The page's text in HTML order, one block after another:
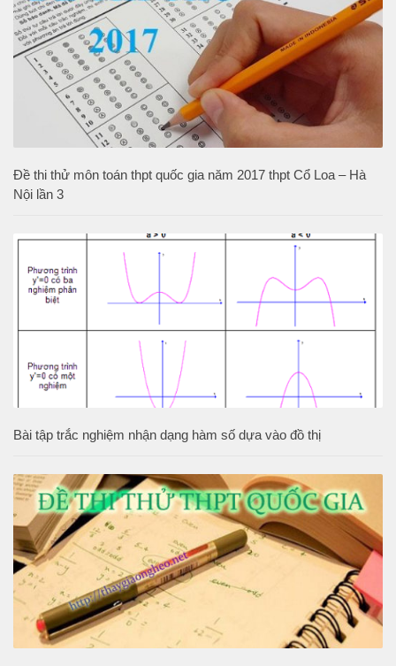
Đề thi thử môn toán thpt quốc gia năm 2017 thpt Cổ Loa – Hà
Nội lần 3
Bài tập trắc nghiệm nhận dạng hàm số dựa vào đồ thị